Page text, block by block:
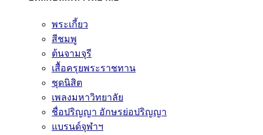
พระเกี้ยว
สีชมพู
ต้นจามจุรี
เสื้อครุยพระราชทาน
ชุดนิสิต
เพลงมหาวิทยาลัย
ชื่อปริญญา อักษรย่อปริญญา
แบรนด์จุฬาฯ